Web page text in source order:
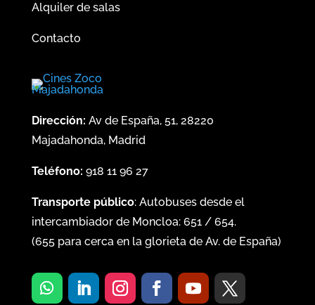
Alquiler de salas
Contacto
Dirección: Av de España, 51, 28220
Majadahonda, Madrid
Teléfono: 918 11 96 27
Transporte público: Autobuses desde el
intercambiador de Moncloa: 651/ 654.
(655para cerca en la glorieta de Av. de España)